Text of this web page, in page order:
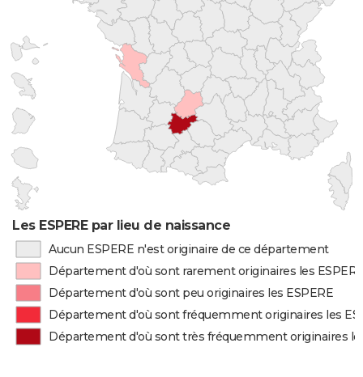
Les ESPERE par lieu de naissance
Aucun ESPERE n'est originaire de ce département
Département d'où sont rarement originaires les
Département d'où sont peu originaires les ESPERE
Département d'où sont fréquemment originaires les
Département d'où sont très fréquemment originaires